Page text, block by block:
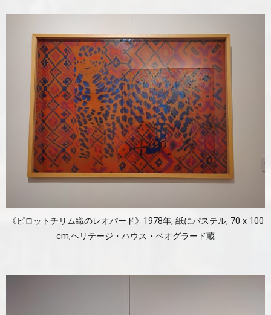
《ピロットチリム織のレオパード》1978年, 紙にパステル, 70 x 100
cm,ヘリテージ・ハウス・ベオグラード蔵